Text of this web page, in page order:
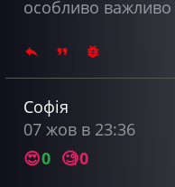
особливо важливо
Софія
07 жов в 23:36
😍0 🧐0